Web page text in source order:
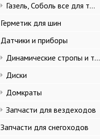
Газель, Соболь все для тюнинга
Герметик для шин
Датчики и приборы
Динамические стропы и такелаж
Диски
Домкраты
Запчасти для вездеходов
Запчасти для снегоходов